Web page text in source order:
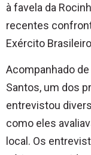
à favela da
recentes
Exército
Acompanhado de
Santos, um dos
entrevistou
como eles
local. Os